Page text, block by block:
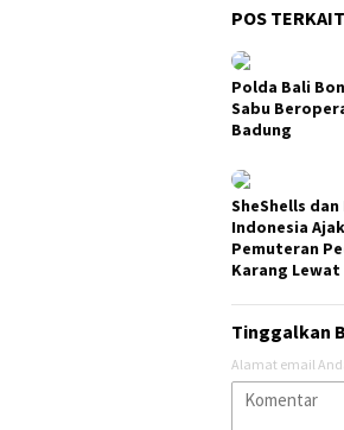
POS TERKAIT
Polda Bali
Sabu
Badung
SheShells
Indonesia
Pemuteran
Karang Lewat
Tinggalkan
Alamat email